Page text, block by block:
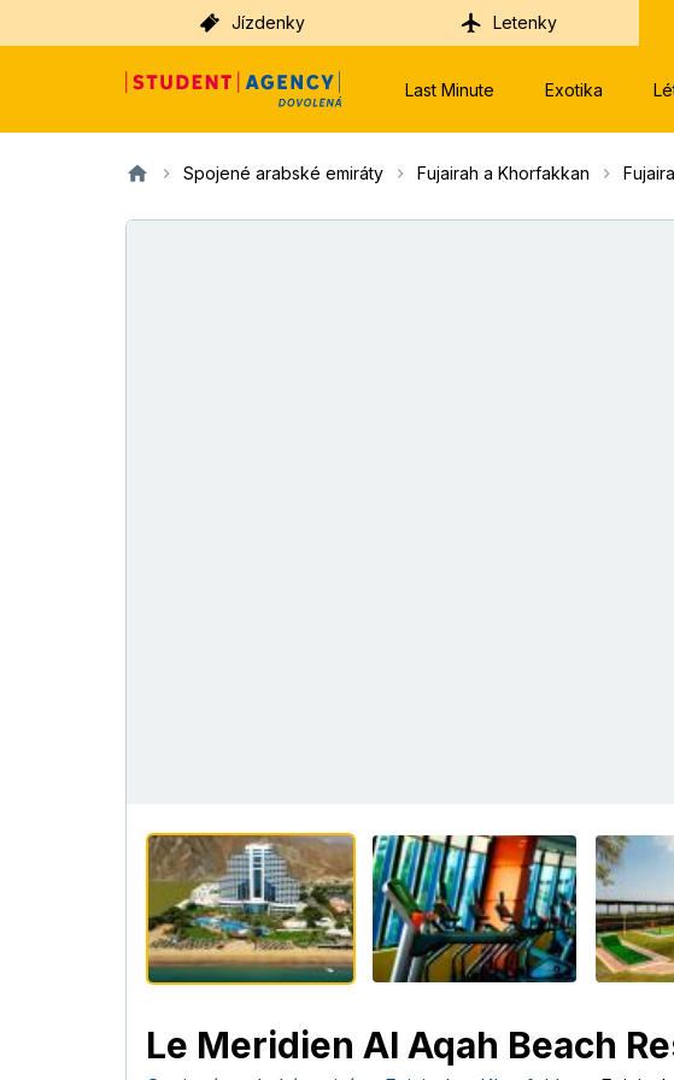
Jízdenky Letenky
Last Minute Exotika
Spojené arabské emiráty Fujairah a Khorfakkan
Le Meridien Al Aqah Beach